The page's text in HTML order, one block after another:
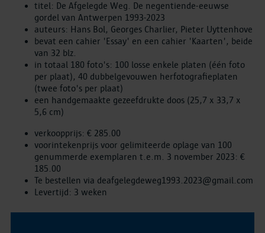
titel: De Afgelegde Weg. De negentiende-eeuwse
gordel van Antwerpen 1993-2023
auteurs: Hans Bol, Georges Charlier, Pieter Uyttenhove
bevat een cahier 'Essay' en een cahier 'Kaarten', beide
van 32 blz.
in totaal 180 foto's: 100 losse enkele platen (één foto
per plaat), 40 dubbelgevouwen herfotografieplaten
(twee foto's per plaat)
een handgemaakte gezeefdrukte doos (25,7 x 33,7 x
5,6 cm)
verkoopprijs: € 285.00
voorintekenprijs voor gelimiteerde oplage van 100
genummerde exemplaren t.e.m. 3 november 2023: €
185.00
Te bestellen via deafgelegdeweg1993.2023@gmail.com
Levertijd: 3 weken